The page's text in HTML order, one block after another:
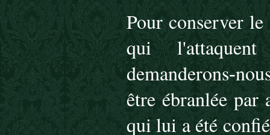
Pour conserver
qui
demanderons‑
être ébranlée par
qui lui a été